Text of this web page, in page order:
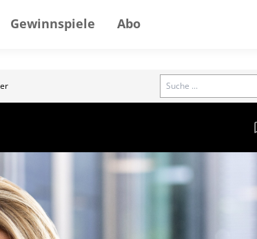
Gewinnspiele Abo
Search